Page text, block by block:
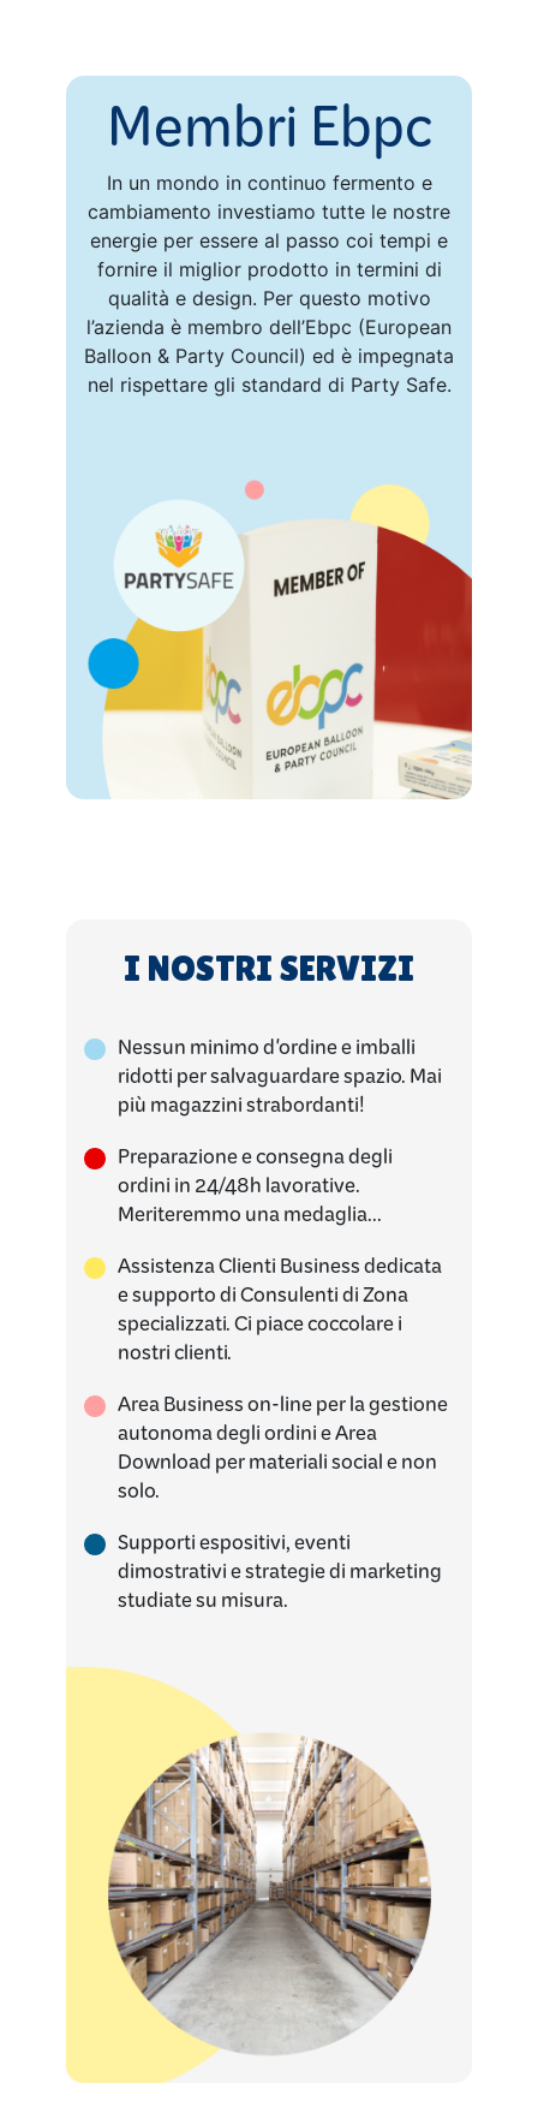
Membri Ebpc
In un mondo in continuo fermento e
cambiamento investiamo tutte le nostre
energie per essere al passo coi tempi e
fornire il miglior prodotto in termini di
qualità e design. Per questo motivo
l’azienda è membro dell’Ebpc (European
Balloon & Party Council) ed è impegnata
nel rispettare gli standard di Party Safe.
I NOSTRI SERVIZI
Nessun minimo d'ordine e imballi
ridotti per salvaguardare spazio. Mai
più magazzini strabordanti!
Preparazione e consegna degli
ordini in 24/48h lavorative.
Meriteremmo una medaglia...
Assistenza Clienti Business dedicata
e supporto di Consulenti di Zona
specializzati. Ci piace coccolare i
nostri clienti.
Area Business on-line per la gestione
autonoma degli ordini e Area
Download per materiali social e non
solo.
Supporti espositivi, eventi
dimostrativi e strategie di marketing
studiate su misura.